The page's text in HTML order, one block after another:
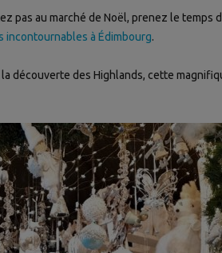
pas au marché de Noël, prenez le temps
incontournables à Édimbourg.
découverte des Highlands, cette